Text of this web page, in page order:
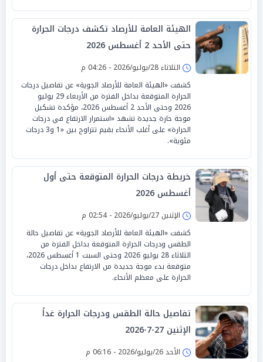
الهيئة العامة للأرصاد تكشف درجات الحرارة
حتى الأحد 2 أغسطس 2026
الثلاثاء 28/يوليو/2026 - 04:26 م
كشفت «الهيئة العامة للأرصاد الجوية» عن تفاصيل درجات
الحرارة المتوقعة بداخل الفترة من الأربعاء 29 يوليو
2026 وحتى الأحد 2 أغسطس 2026، مؤكدة تشكيل
موجة حارة جديدة تشهد «استمرار الارتفاع في درجات
الحرارة» على أغلب الأنحاء بقيم تتراوح بين «1 و3 درجات
مئوية».
خريطة درجات الحرارة المتوقعة حتى أول
أغسطس 2026
الإثنين 27/يوليو/2026 - 02:54 م
كشفت «الهيئة العامة للأرصاد الجوية» عن تفاصيل حالة
الطقس ودرجات الحرارة المتوقعة بداخل الفترة من
الثلاثاء 28 يوليو 2026 وحتى السبت 1 أغسطس 2026،
متوقعة بدء موجة جديدة من الارتفاع بداخل درجات
الحرارة على معظم الأنحاء.
تفاصيل حالة الطقس ودرجات الحرارة غداً
الإثنين 27-7-2026
الأحد 26/يوليو/2026 - 06:16 م